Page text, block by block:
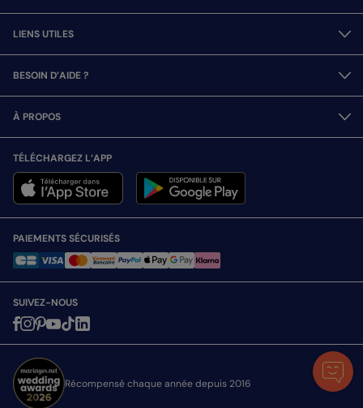
LIENS UTILES
BESOIN D’AIDE ?
À PROPOS
TÉLÉCHARGEZ L’APP
PAIEMENTS SÉCURISÉS
SUIVEZ-NOUS
Récompensé chaque année depuis 2016